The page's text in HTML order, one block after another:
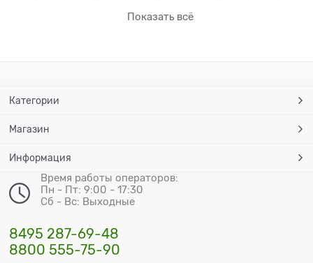
Показать всё
Категории
Магазин
Информация
Время работы операторов:
Пн - Пт: 9:00 - 17:30
Сб - Вс: Выходные
8495 287-69-48
8800 555-75-90